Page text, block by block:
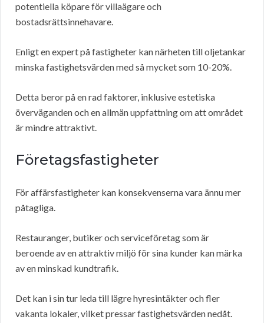
potentiella köpare för villaägare och
bostadsrättsinnehavare.
Enligt en expert på fastigheter kan närheten till oljetankar
minska fastighetsvärden med så mycket som 10-20%.
Detta beror på en rad faktorer, inklusive estetiska
överväganden och en allmän uppfattning om att området
är mindre attraktivt.
Företagsfastigheter
För affärsfastigheter kan konsekvenserna vara ännu mer
påtagliga.
Restauranger, butiker och serviceföretag som är
beroende av en attraktiv miljö för sina kunder kan märka
av en minskad kundtrafik.
Det kan i sin tur leda till lägre hyresintäkter och fler
vakanta lokaler, vilket pressar fastighetsvärden nedåt.